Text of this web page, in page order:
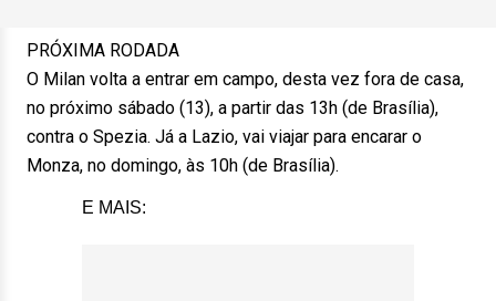
PRÓXIMA RODADA
O Milan volta a entrar em campo, desta vez fora de casa,
no próximo sábado (13), a partir das 13h (de Brasília),
contra o Spezia. Já a Lazio, vai viajar para encarar o
Monza, no domingo, às 10h (de Brasília).
E MAIS: